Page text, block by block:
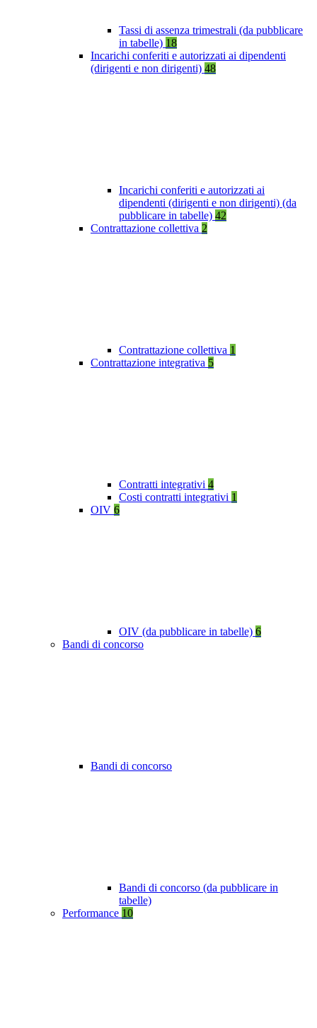
Tassi di assenza trimestrali (da pubblicare
in tabelle) 18
Incarichi conferiti e autorizzati ai dipendenti
(dirigenti e non dirigenti) 48
Incarichi conferiti e autorizzati ai
dipendenti (dirigenti e non dirigenti) (da
pubblicare in tabelle) 42
Contrattazione collettiva 2
Contrattazione collettiva 1
Contrattazione integrativa 5
Contratti integrativi 4
Costi contratti integrativi 1
OIV 6
OIV (da pubblicare in tabelle) 6
Bandi di concorso
Bandi di concorso
Bandi di concorso (da pubblicare in
tabelle)
Performance 10